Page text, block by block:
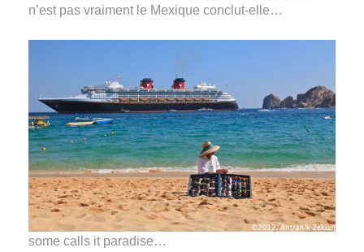
n’est pas vraiment le Mexique conclut-elle…
some calls it paradise…